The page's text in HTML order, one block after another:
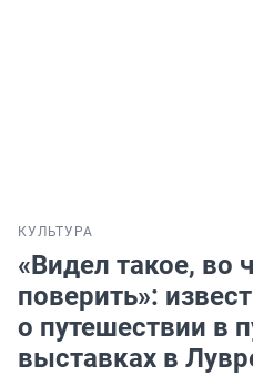
КУЛЬТУРА
«Видел такое, во
поверить»:
о путешествии в
выставках в